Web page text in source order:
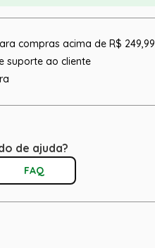
compras acima de R$ 249,99
suporte ao cliente
de ajuda?
FAQ